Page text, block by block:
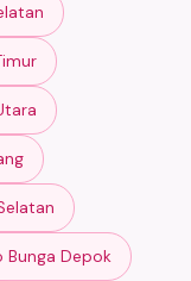
Bunga Depok